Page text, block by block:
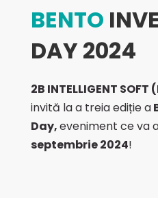
BENTO
DAY 2024
2B INTELLIGENT SOFT
invită la a treia ediție a
Day,eveniment ce va
septembrie 2024!